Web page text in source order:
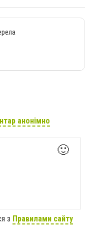
анонімно
🙂
з Правилами сайту